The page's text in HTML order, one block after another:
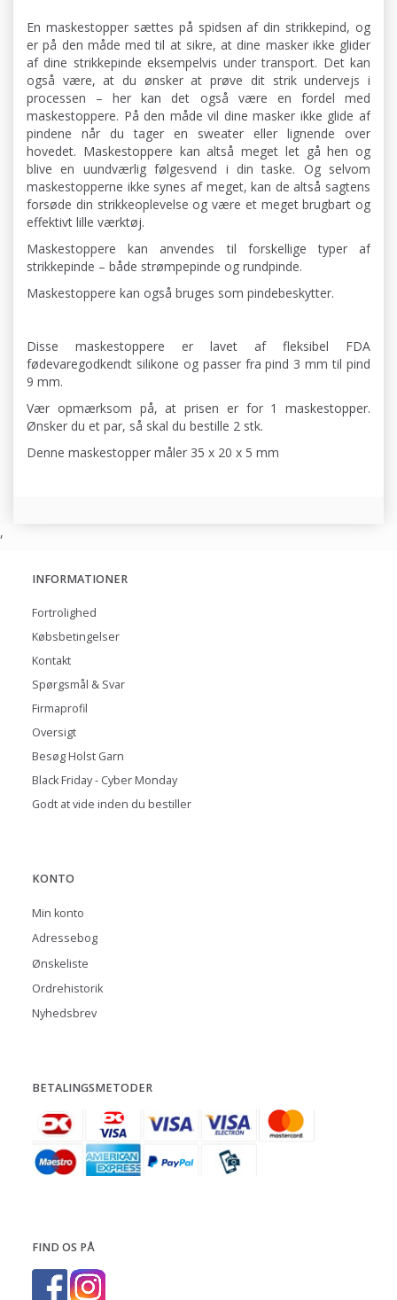
En maskestopper sættes på spidsen af din strikkepind, og
er på den måde med til at sikre, at dine masker ikke glider
af dine strikkepinde eksempelvis under transport. Det kan
også være, at du ønsker at prøve dit strik undervejs i
processen – her kan det også være en fordel med
maskestoppere. På den måde vil dine masker ikke glide af
pindene når du tager en sweater eller lignende over
hovedet. Maskestoppere kan altså meget let gå hen og
blive en uundværlig følgesvend i din taske. Og selvom
maskestopperne ikke synes af meget, kan de altså sagtens
forsøde din strikkeoplevelse og være et meget brugbart og
effektivt lille værktøj.
Maskestoppere kan anvendes til forskellige typer af
strikkepinde – både strømpepinde og rundpinde.
Maskestoppere kan også bruges som pindebeskytter.
Disse maskestoppere er lavet af fleksibel FDA
fødevaregodkendt silikone og passer fra pind 3 mm til pind
9 mm.
Vær opmærksom på, at prisen er for 1 maskestopper.
Ønsker du et par, så skal du bestille 2 stk.
Denne maskestopper måler 35 x 20 x 5 mm
,
INFORMATIONER
Fortrolighed
Købsbetingelser
Kontakt
Spørgsmål & Svar
Firmaprofil
Oversigt
Besøg Holst Garn
Black Friday - Cyber Monday
Godt at vide inden du bestiller
KONTO
Min konto
Adressebog
Ønskeliste
Ordrehistorik
Nyhedsbrev
BETALINGSMETODER
FIND OS PÅ